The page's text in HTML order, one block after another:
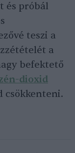
és próbál
teszi a
a
befektető
dioxid
csökkenteni.